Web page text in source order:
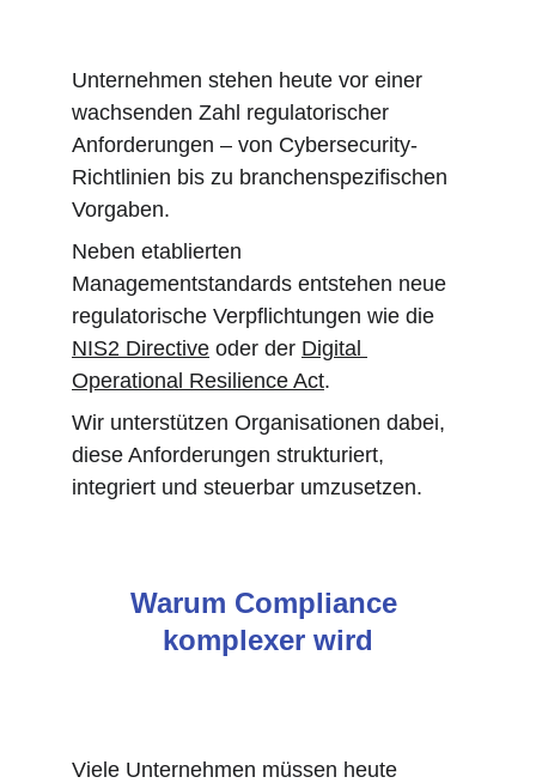
Unternehmen stehen heute vor einer
wachsenden Zahl regulatorischer
Anforderungen – von Cybersecurity-
Richtlinien bis zu branchenspezifischen
Vorgaben.
Neben etablierten
Managementstandards entstehen neue
regulatorische Verpflichtungen wie die
NIS2 Directive oder der Digital
Operational Resilience Act.
Wir unterstützen Organisationen dabei,
diese Anforderungen strukturiert,
integriert und steuerbar umzusetzen.
Warum Compliance
komplexer wird
Viele Unternehmen müssen heute